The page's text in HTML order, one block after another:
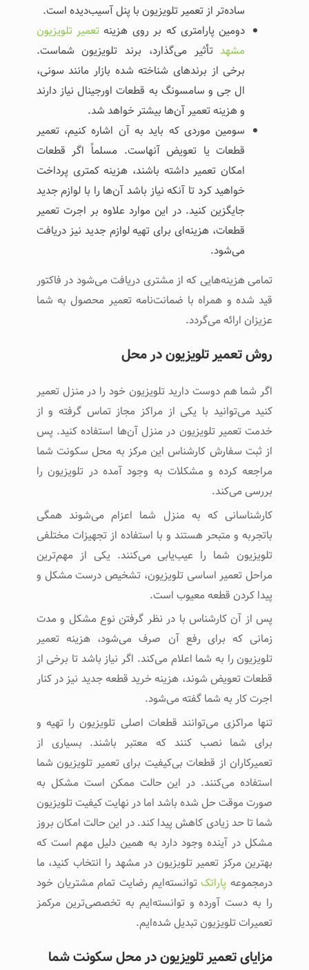
ساده‌تر از تعمیر تلویزیون با پنل آسیب‌دیده است.
دومین پارامتری که بر روی هزینه تعمیر تلویزیون
مشهدتأثیر می‌گذارد، برند تلویزیون شماست.
برخی از برندهای شناخته شده بازار مانند سونی،
ال جی و سامسونگ به قطعات اورجینال نیاز دارند
و هزینه تعمیر آن‌ها بیشتر خواهد شد.
سومین موردی که باید به آن اشاره کنیم، تعمیر
قطعات یا تعویض آنهاست. مسلماً اگر قطعات
امکان تعمیر داشته باشند، هزینه کمتری پرداخت
خواهید کرد تا آنکه نیاز باشد آن‌ها را با لوازم جدید
جایگزین کنید. در این موارد علاوه بر اجرت تعمیر
قطعات، هزینه‌ای برای تهیه لوازم جدید نیز دریافت
می‌شود.
تمامی هزینه‌هایی که از مشتری دریافت می‌شود در فاکتور
قید شده و همراه با ضمانت‌نامه تعمیر محصول به شما
عزیزان ارائه می‌گردد.
روش تعمیر تلویزیون در محل
اگر شما هم دوست دارید تلویزیون خود را در منزل تعمیر
کنید می‌توانید با یکی از مراکز مجاز تماس گرفته و از
خدمت تعمیر تلویزیون در منزل آن‌ها استفاده کنید. پس
از ثبت سفارش کارشناس این مرکز به محل سکونت شما
مراجعه کرده و مشکلات به وجود آمده در تلویزیون را
بررسی می‌کند.
کارشناسانی که به منزل شما اعزام می‌شوند همگی
باتجربه و متبحر هستند و با استفاده از تجهیزات مختلفی
تلویزیون شما را عیب‌یابی می‌کنند. یکی از مهم‌ترین
مراحل تعمیر اساسی تلویزیون، تشخیص درست مشکل و
پیدا کردن قطعه معیوب است.
پس از آن کارشناس با در نظر گرفتن نوع مشکل و مدت
زمانی که برای رفع آن صرف می‌شود، هزینه تعمیر
تلویزیون را به شما اعلام می‌کند. اگر نیاز باشد تا برخی از
قطعات تعویض شوند، هزینه خرید قطعه جدید نیز در کنار
اجرت کار به شما گفته می‌شود.
تنها مراکزی می‌توانند قطعات اصلی تلویزیون را تهیه و
برای شما نصب کنند که معتبر باشند. بسیاری از
تعمیرکاران از قطعات بی‌کیفیت برای تعمیر تلویزیون شما
استفاده می‌کنند. در این حالت ممکن است مشکل به
صورت موقت حل شده باشد اما در نهایت کیفیت تلویزیون
شما تا حد زیادی کاهش پیدا کند. در این حالت امکان بروز
مشکل در آینده وجود دارد به همین دلیل مهم است که
بهترین مرکز تعمیر تلویزیون در مشهد را انتخاب کنید، ما
درمجموعه پاراتکتوانسته‌ایم رضایت تمام مشتریان خود
را به دست آورده و توانسته‌ایم به تخصصی‌ترین مرکمز
تعمیرات تلویزیون تبدیل شده‌ایم.
مزایای تعمیر تلویزیون در محل سکونت شما